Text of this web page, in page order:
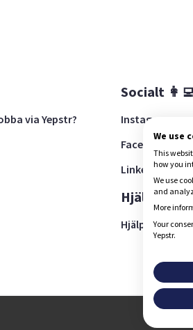
via Yepstr?
Socialt
Instagram
Facebook
LinkedIn
Hjälp 🚨
Hjälpcenter
We use
This
how you
We use
and
More
Your
Yepstr.